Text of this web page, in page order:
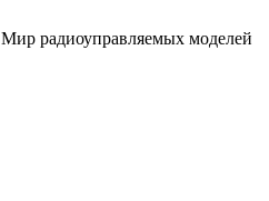
Мир радиоуправляемых моделей